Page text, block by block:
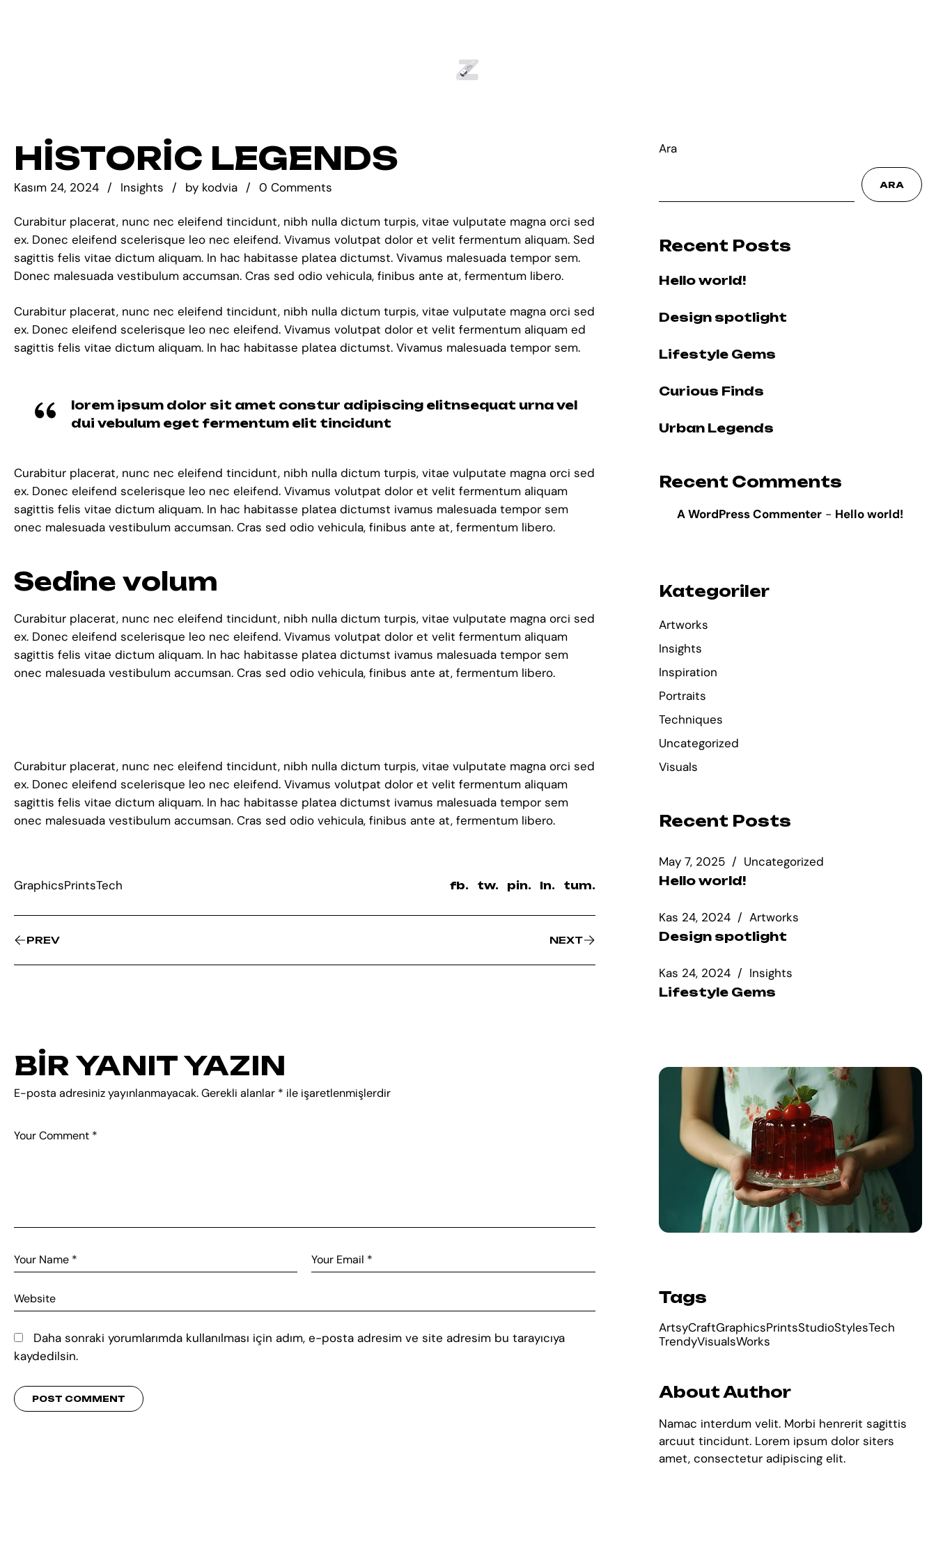
HISTORIC LEGENDS
Kasım 24, 2024 Insights by kodvia 0 Comments
Curabitur placerat, nunc nec eleifend tincidunt, nibh nulla dictum turpis, vitae vulputate magna orci sed
ex. Donec eleifend scelerisque leo nec eleifend. Vivamus volutpat dolor et velit fermentum aliquam. Sed
sagittis felis vitae dictum aliquam. In hac habitasse platea dictumst. Vivamus malesuada tempor sem.
Donec malesuada vestibulum accumsan. Cras sed odio vehicula, finibus ante at, fermentum libero.
Curabitur placerat, nunc nec eleifend tincidunt, nibh nulla dictum turpis, vitae vulputate magna orci sed
ex. Donec eleifend scelerisque leo nec eleifend. Vivamus volutpat dolor et velit fermentum aliquam ed
sagittis felis vitae dictum aliquam. In hac habitasse platea dictumst. Vivamus malesuada tempor sem.
lorem ipsum dolor sit amet constur adipiscing elitnsequat urna vel
dui vebulum eget fermentum elit tincidunt
Curabitur placerat, nunc nec eleifend tincidunt, nibh nulla dictum turpis, vitae vulputate magna orci sed
ex. Donec eleifend scelerisque leo nec eleifend. Vivamus volutpat dolor et velit fermentum aliquam
sagittis felis vitae dictum aliquam. In hac habitasse platea dictumst ivamus malesuada tempor sem
onec malesuada vestibulum accumsan. Cras sed odio vehicula, finibus ante at, fermentum libero.
Sedine volum
Curabitur placerat, nunc nec eleifend tincidunt, nibh nulla dictum turpis, vitae vulputate magna orci sed
ex. Donec eleifend scelerisque leo nec eleifend. Vivamus volutpat dolor et velit fermentum aliquam
sagittis felis vitae dictum aliquam. In hac habitasse platea dictumst ivamus malesuada tempor sem
onec malesuada vestibulum accumsan. Cras sed odio vehicula, finibus ante at, fermentum libero.
Curabitur placerat, nunc nec eleifend tincidunt, nibh nulla dictum turpis, vitae vulputate magna orci sed
ex. Donec eleifend scelerisque leo nec eleifend. Vivamus volutpat dolor et velit fermentum aliquam
sagittis felis vitae dictum aliquam. In hac habitasse platea dictumst ivamus malesuada tempor sem
onec malesuada vestibulum accumsan. Cras sed odio vehicula, finibus ante at, fermentum libero.
GraphicsPrintsTech fb. tw. pin. ln. tum.
PREV NEXT
BIR YANIT YAZIN
E-posta adresiniz yayınlanmayacak.Gerekli alanlar * ile işaretlenmişlerdir
Daha sonraki yorumlarımda kullanılması için adım, e-posta adresim ve site adresim bu tarayıcıya
kaydedilsin.
Ara
ARA
Recent Posts
Hello world!
Design spotlight
Lifestyle Gems
Curious Finds
Urban Legends
Recent Comments
A WordPress Commenter - Hello world!
Kategoriler
Artworks
Insights
Inspiration
Portraits
Techniques
Uncategorized
Visuals
Recent Posts
May 7, 2025 Uncategorized
Hello world!
Kas 24, 2024 Artworks
Design spotlight
Kas 24, 2024 Insights
Lifestyle Gems
Tags
ArtsyCraftGraphicsPrintsStudioStylesTech
TrendyVisualsWorks
About Author
Namac interdum velit. Morbi henrerit sagittis
arcuut tincidunt. Lorem ipsum dolor siters
amet, consectetur adipiscing elit.